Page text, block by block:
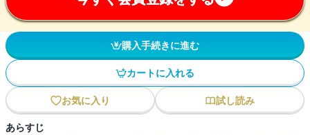
購入手続きに進む
カートに入れる
お気に入り 試し読み
あらすじ